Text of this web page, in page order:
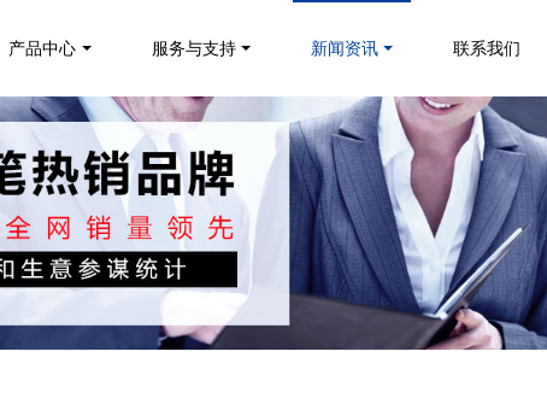
产品中心 服务与支持 新闻资讯 联系我们